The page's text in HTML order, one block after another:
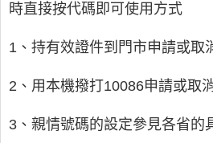
時直接按代碼即可使用方式
1、持有效證件到門市申請或取
2、用本機撥打10086申請或取
3、親情號碼的設定參見各省的